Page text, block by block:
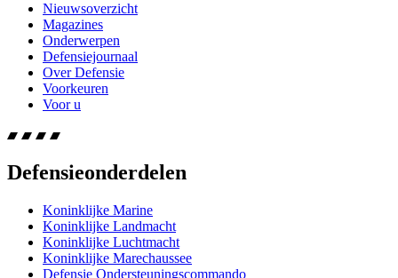
Nieuwsoverzicht
Magazines
Onderwerpen
Defensiejournaal
Over Defensie
Voorkeuren
Voor u
Defensieonderdelen
Koninklijke Marine
Koninklijke Landmacht
Koninklijke Luchtmacht
Koninklijke Marechaussee
Defensie Ondersteuningscommando